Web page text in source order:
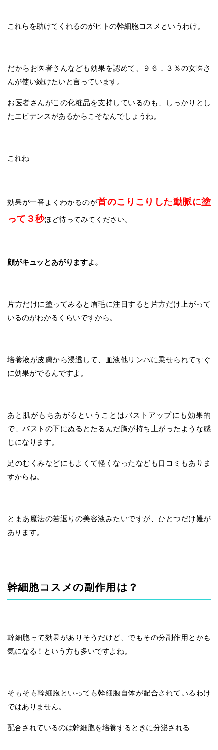
これらを助けてくれるのがヒトの幹細胞コスメというわけ。
だからお医者さんなども効果を認めて、９６．３％の女医さ
んが使い続けたいと言っています。
お医者さんがこの化粧品を支持しているのも、しっかりとし
たエビデンスがあるからこそなんでしょうね。
これね
効果が一番よくわかるのが首のこりこりした動脈に塗
って３秒ほど待ってみてください。
顔がキュッとあがりますよ。
片方だけに塗ってみると眉毛に注目すると片方だけ上がって
いるのがわかるくらいですから。
培養液が皮膚から浸透して、血液他リンパに乗せられてすぐ
に効果がでるんですよ。
あと肌がもちあがるということはバストアップにも効果的
で、バストの下にぬるとたるんだ胸が持ち上がったような感
じになります。
足のむくみなどにもよくて軽くなったなども口コミもありま
すからね。
とまあ魔法の若返りの美容液みたいですが、ひとつだけ難が
あります。
幹細胞コスメの副作用は？
幹細胞って効果がありそうだけど、でもその分副作用とかも
気になる！という方も多いですよね。
そもそも幹細胞といっても幹細胞自体が配合されているわけ
ではありません。
配合されているのは幹細胞を培養するときに分泌される